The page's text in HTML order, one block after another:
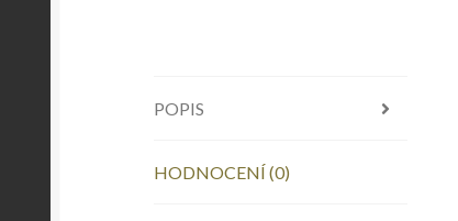
POPIS
HODNOCENÍ (0)